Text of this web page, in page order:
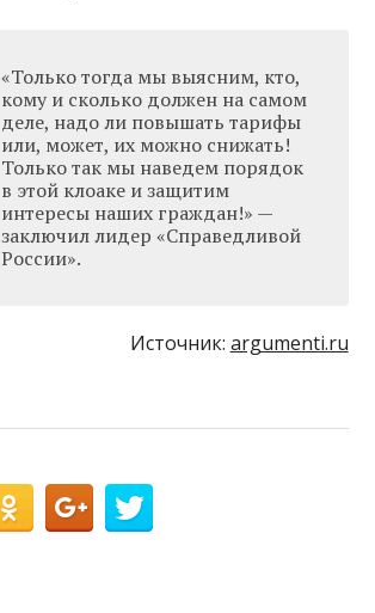
«Только тогда мы выясним, кто,
кому и сколько должен на самом
деле, надо ли повышать тарифы
или, может, их можно снижать!
Только так мы наведем порядок
в этой клоаке и защитим
интересы наших граждан!» —
заключил лидер «Справедливой
России».
Источник: argumenti.ru